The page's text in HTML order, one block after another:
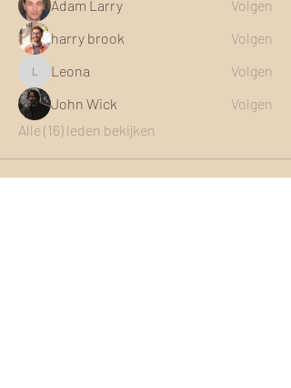
Adam Larry
Volgen
harry brook
Volgen
LeonaLeona
Volgen
John Wick
Volgen
Alle (16) leden bekijken